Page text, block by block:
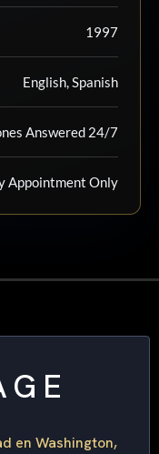
1997
English, Spanish
Answered 24/7
Appointment Only
en Washington,